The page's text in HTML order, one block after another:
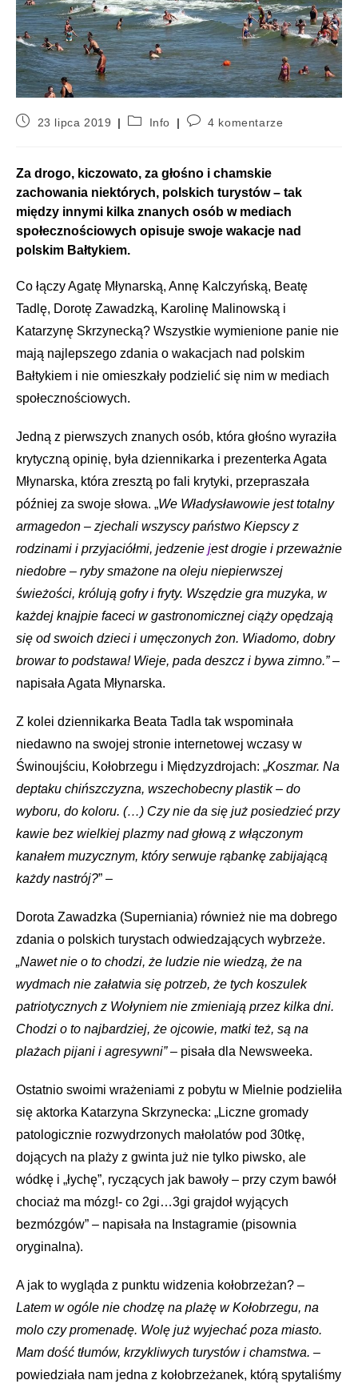
23 lipca 2019 Info 4 komentarze
Za drogo, kiczowato, za głośno i chamskie
zachowania niektórych, polskich turystów – tak
między innymi kilka znanych osób w mediach
społecznościowych opisuje swoje wakacje nad
polskim Bałtykiem.
Co łączy Agatę Młynarską, Annę Kalczyńską, Beatę
Tadlę, Dorotę Zawadzką, Karolinę Malinowską i
Katarzynę Skrzynecką? Wszystkie wymienione panie nie
mają najlepszego zdania o wakacjach nad polskim
Bałtykiem i nie omieszkały podzielić się nim w mediach
społecznościowych.
Jedną z pierwszych znanych osób, która głośno wyraziła
krytyczną opinię, była dziennikarka i prezenterka Agata
Młynarska, która zresztą po fali krytyki, przepraszała
później za swoje słowa. „We Władysławowie jest totalny
armagedon – zjechali wszyscy państwo Kiepscy z
rodzinami i przyjaciółmi, jedzenie jest drogie i przeważnie
niedobre – ryby smażone na oleju niepierwszej
świeżości, królują gofry i fryty. Wszędzie gra muzyka, w
każdej knajpie faceci w gastronomicznej ciąży opędzają
się od swoich dzieci i umęczonych żon. Wiadomo, dobry
browar to podstawa! Wieje, pada deszcz i bywa zimno.” –
napisała Agata Młynarska.
Z kolei dziennikarka Beata Tadla tak wspominała
niedawno na swojej stronie internetowej wczasy w
Świnoujściu, Kołobrzegu i Międzyzdrojach: „Koszmar. Na
deptaku chińszczyzna, wszechobecny plastik – do
wyboru, do koloru. (…) Czy nie da się już posiedzieć przy
kawie bez wielkiej plazmy nad głową z włączonym
kanałem muzycznym, który serwuje rąbankę zabijającą
każdy nastrój?” –
Dorota Zawadzka (Superniania) również nie ma dobrego
zdania o polskich turystach odwiedzających wybrzeże.
„Nawet nie o to chodzi, że ludzie nie wiedzą, że na
wydmach nie załatwia się potrzeb, że tych koszulek
patriotycznych z Wołyniem nie zmieniają przez kilka dni.
Chodzi o to najbardziej, że ojcowie, matki też, są na
plażach pijani i agresywni”– pisała dla Newsweeka.
Ostatnio swoimi wrażeniami z pobytu w Mielnie podzieliła
się aktorka Katarzyna Skrzynecka: „Liczne gromady
patologicznie rozwydrzonych małolatów pod 30tkę,
dojących na plaży z gwinta już nie tylko piwsko, ale
wódkę i „łychę”, ryczących jak bawoły – przy czym bawół
chociaż ma mózg!- co 2gi…3gi grajdoł wyjących
bezmózgów” – napisała na Instagramie (pisownia
oryginalna).
A jak to wygląda z punktu widzenia kołobrzeżan? –
Latem w ogóle nie chodzę na plażę w Kołobrzegu, na
molo czy promenadę. Wolę już wyjechać poza miasto.
Mam dość tłumów, krzykliwych turystów i chamstwa. –
powiedziała nam jedna z kołobrzeżanek, którą spytaliśmy